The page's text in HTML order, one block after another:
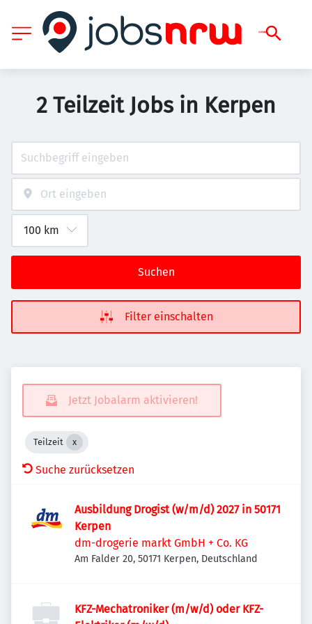
2 Teilzeit Jobs in Kerpen
Suchen
Filter einschalten
Jetzt Jobalarm aktivieren!
Teilzeit
Suche zurücksetzen
Ausbildung Drogist (w/m/d) 2027 in 50171
Kerpen
dm-drogerie markt GmbH + Co. KG
Am Falder 20, 50171 Kerpen, Deutschland
KFZ-Mechatroniker (m/w/d) oder KFZ-